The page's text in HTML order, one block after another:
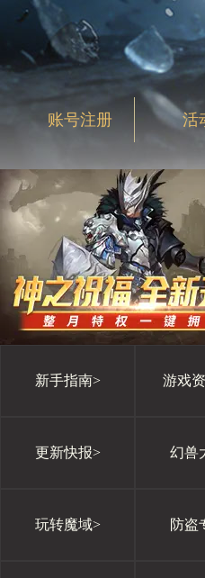
账号注册 活
新手指南> 游戏
更新快报> 幻兽
玩转魔域> 防盗